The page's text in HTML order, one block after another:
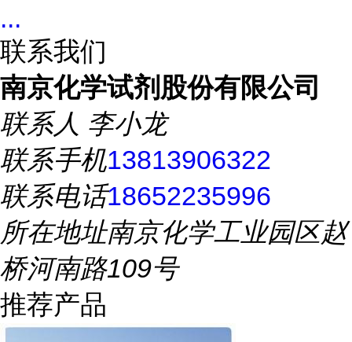
...
联系我们
南京化学试剂股份有限公司
联系人 李小龙
联系手机13813906322
联系电话18652235996
所在地址南京化学工业园区赵
桥河南路109号
推荐产品